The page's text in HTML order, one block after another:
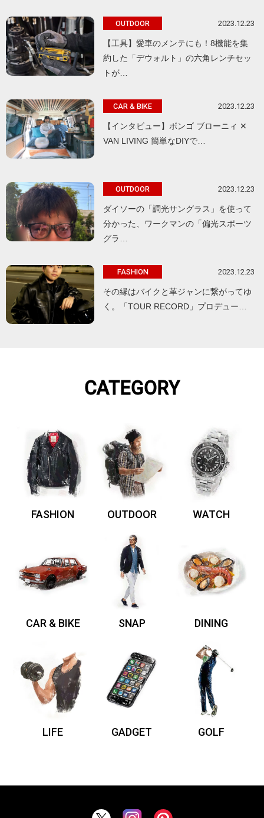
OUTDOOR 2023.12.23
【工具】愛車のメンテにも！8機能を集
約した「デウォルト」の六角レンチセッ
トが…
CAR & BIKE 2023.12.23
【インタビュー】ボンゴ ブローニィ ✕
VAN LIVING 簡単なDIYで…
OUTDOOR 2023.12.23
ダイソーの「調光サングラス」を使って
分かった、ワークマンの「偏光スポーツ
グラ…
FASHION 2023.12.23
その縁はバイクと革ジャンに繋がってゆ
く。「TOUR RECORD」プロデュー…
CATEGORY
FASHION OUTDOOR WATCH
CAR & BIKE SNAP DINING
LIFE GADGET GOLF